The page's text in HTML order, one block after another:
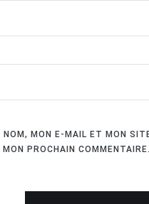
NOM, MON E-MAIL ET MON
PROCHAIN COMMENTAIRE.